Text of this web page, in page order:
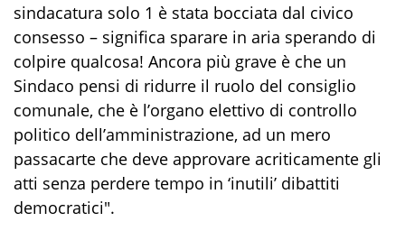
sindacatura solo 1 è stata bocciata dal civico
consesso – significa sparare in aria sperando di
colpire qualcosa! Ancora più grave è che un
Sindaco pensi di ridurre il ruolo del consiglio
comunale, che è l’organo elettivo di controllo
politico dell’amministrazione, ad un mero
passacarte che deve approvare acriticamente gli
atti senza perdere tempo in ‘inutili’ dibattiti
democratici".